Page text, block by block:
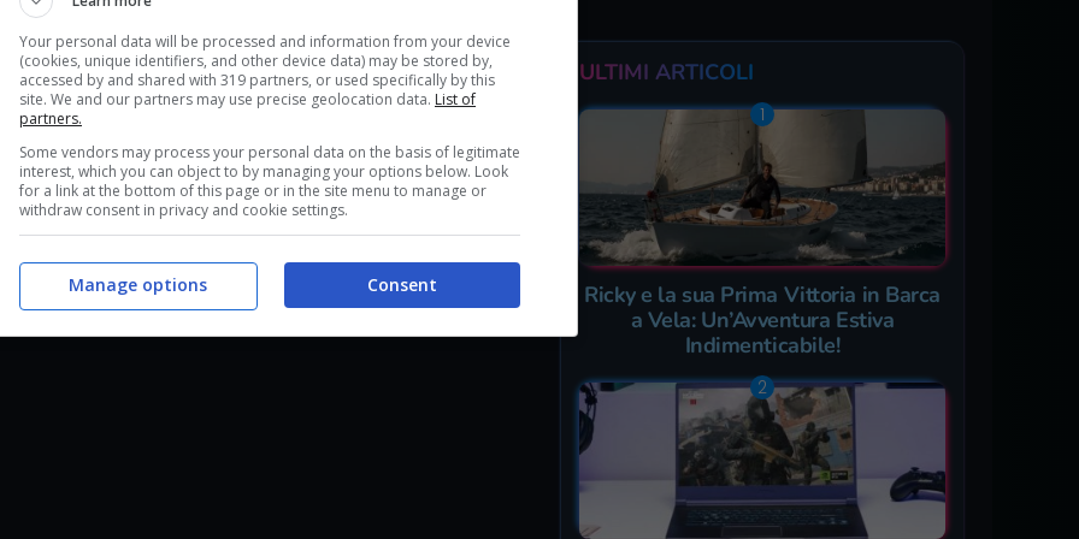
fa. I fan avevano espresso preoccupazioni
ci hanno tenuto a specificare i termini
che abbiamo già analizzato nelle settimane
i risultati di questo
sodalizio
, in attesa di
ULTIMI ARTICOLI
Ricky e la sua Prima Vittoria in Barca
a Vela: Un’Avventura Estiva
Indimenticabile!
Your personal data will be processed and information from your device
(cookies, unique identifiers, and other device data) may be stored by,
accessed by and shared with 319 partners, or used specifically by this
site. We and our partners may use precise geolocation data. List of
partners.
Some vendors may process your personal data on the basis of legitimate
interest, which you can object to by managing your options below. Look
for a link at the bottom of this page or in the site menu to manage or
withdraw consent in privacy and cookie settings.
Consent
Manage options